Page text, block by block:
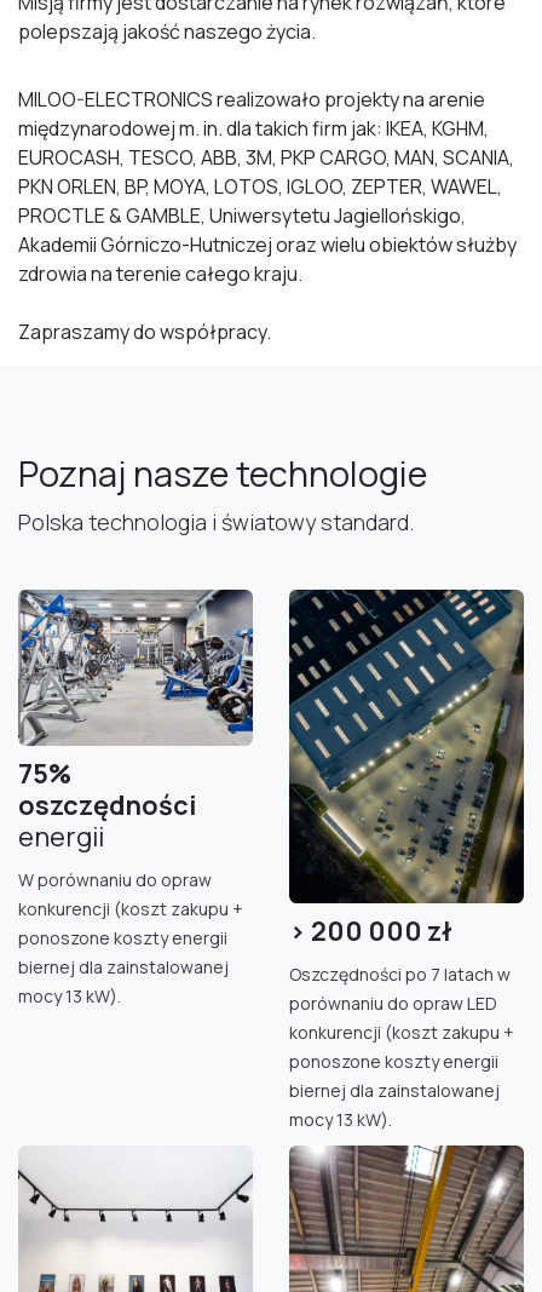
polepszają jakość naszego życia.
MILOO-ELECTRONICS realizowało projekty na arenie
międzynarodowej m. in. dla takich firm jak: IKEA, KGHM,
EUROCASH, TESCO, ABB, 3M, PKP CARGO, MAN, SCANIA,
PKN ORLEN, BP, MOYA, LOTOS, IGLOO, ZEPTER, WAWEL,
PROCTLE & GAMBLE, Uniwersytetu Jagiellońskigo,
Akademii Górniczo-Hutniczej oraz wielu obiektów służby
zdrowia na terenie całego kraju.
Zapraszamy do współpracy.
Poznaj nasze technologie
Polska technologia i światowy standard.
75%
oszczędności
energii
W porównaniu do opraw
konkurencji (koszt zakupu +
ponoszone koszty energii
biernej dla zainstalowanej
mocy 13 kW).
> 200 000 zł
Oszczędności po 7 latach w
porównaniu do opraw LED
konkurencji (koszt zakupu +
ponoszone koszty energii
biernej dla zainstalowanej
mocy 13 kW).